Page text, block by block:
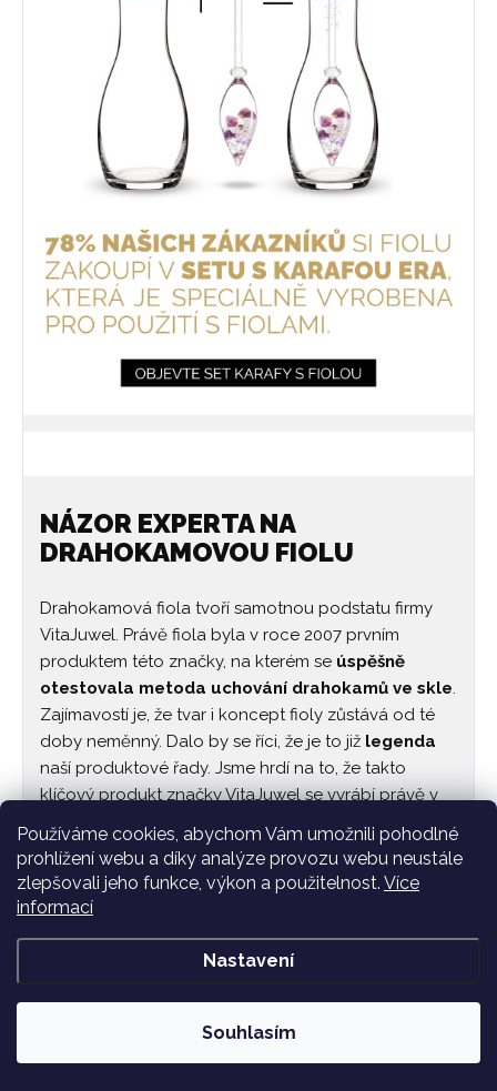
Používáme cookies, abychom Vám umožnili pohodlné
prohlížení webu a díky analýze provozu webu neustále
zlepšovali jeho funkce, výkon a použitelnost. Více
informací
Nastavení
Souhlasím
NÁZOR EXPERTA NA
DRAHOKAMOVOU FIOLU
Drahokamová fiola tvoří samotnou podstatu firmy
VitaJuwel. Právě fiola byla v roce 2007 prvním
produktem této značky, na kterém se úspěšně
otestovala metoda uchování drahokamů ve skle.
Zajímavostí je, že tvar i koncept fioly zůstává od té
doby neměnný. Dalo by se říci, že je to již legenda
naší produktové řady. Jsme hrdí na to, že takto
klíčový produkt značky VitaJuwel se vyrábí právě v
Osobně doporučuji fiolu zkombinovat s naší karafou
ERA
(1,3 litru). Ta byla speciálně vytvořena pro použití
riziko poškození fioly. Pro ty, kteří preferují větší
litrů), kde najde vaše fiola rovněž bezpečí a komfort.